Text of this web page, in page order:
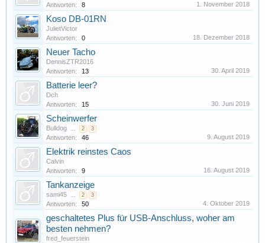
Antworten:
8 1. November 2018
Koso DB-01RN
JulietVictor
Antworten:
0 18. Dezember 2018
Neuer Tacho
DennisZTR2016
Antworten:
13 30. April 2019
Batterie leer?
Dch
Antworten:
15 30. Juni 2019
Scheinwerfer
Bulldog ... 2 3
Antworten: 46 9. August 2019
Elektrik reinstes Caos
Calvin
Antworten:
9 16. August 2019
Tankanzeige
sami45 ... 2 3
Antworten: 50 4. Oktober 2019
geschaltetes Plus für USB-Anschluss, woher am
besten nehmen?
fred_feuerstein